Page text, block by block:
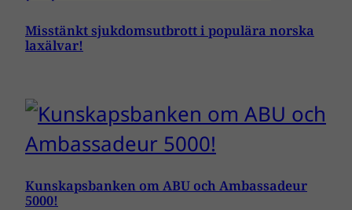
Misstänkt sjukdomsutbrott i populära norska
laxälvar!
Kunskapsbanken om ABU och Ambassadeur
5000!